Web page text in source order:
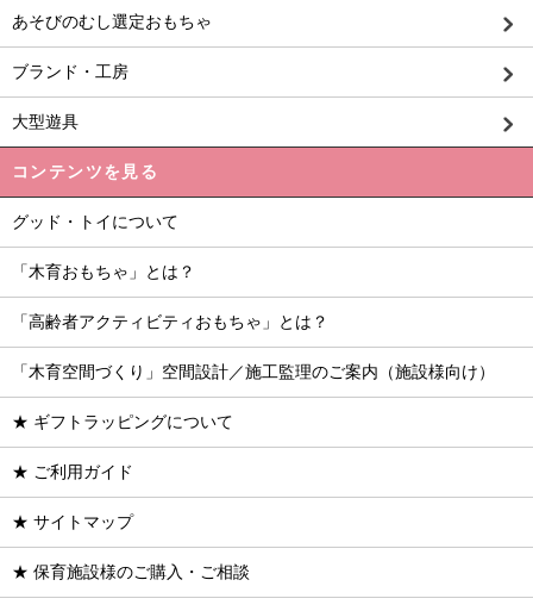
あそびのむし選定おもちゃ
ブランド・工房
大型遊具
コンテンツを見る
グッド・トイについて
「木育おもちゃ」とは？
「高齢者アクティビティおもちゃ」とは？
「木育空間づくり」空間設計／施工監理のご案内（施設様向け）
★ ギフトラッピングについて
★ ご利用ガイド
★ サイトマップ
★ 保育施設様のご購入・ご相談